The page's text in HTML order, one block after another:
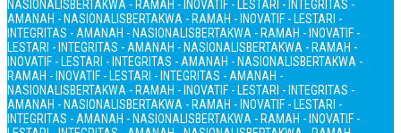
NASIONALISBERTAKWA - RAMAH - INOVATIF - LESTARI - INTEGRITAS -
AMANAH - NASIONALISBERTAKWA - RAMAH - INOVATIF - LESTARI -
INTEGRITAS - AMANAH - NASIONALISBERTAKWA - RAMAH - INOVATIF -
LESTARI - INTEGRITAS - AMANAH - NASIONALISBERTAKWA - RAMAH -
INOVATIF - LESTARI - INTEGRITAS - AMANAH - NASIONALISBERTAKWA -
RAMAH - INOVATIF - LESTARI - INTEGRITAS - AMANAH -
NASIONALISBERTAKWA - RAMAH - INOVATIF - LESTARI - INTEGRITAS -
AMANAH - NASIONALISBERTAKWA - RAMAH - INOVATIF - LESTARI -
INTEGRITAS - AMANAH - NASIONALISBERTAKWA - RAMAH - INOVATIF -